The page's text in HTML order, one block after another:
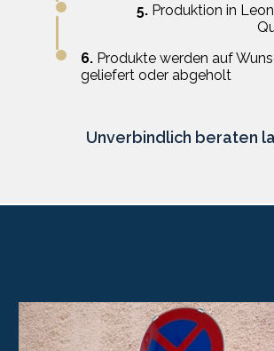
5. Produktion in
6. Produkte werden auf
geliefert oder abgeholt
Unverbindlich beraten